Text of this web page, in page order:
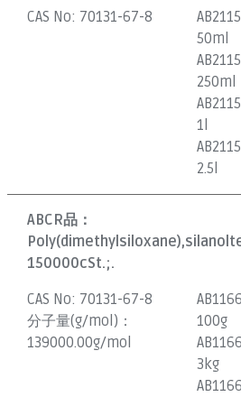
CAS No: 70131-67-8
50ml
250ml
1l
2.5l
ABCR品：
150000cSt.;.
CAS No: 70131-67-8
分子量(g/mol)：
139000.00g/mol
100g
3kg